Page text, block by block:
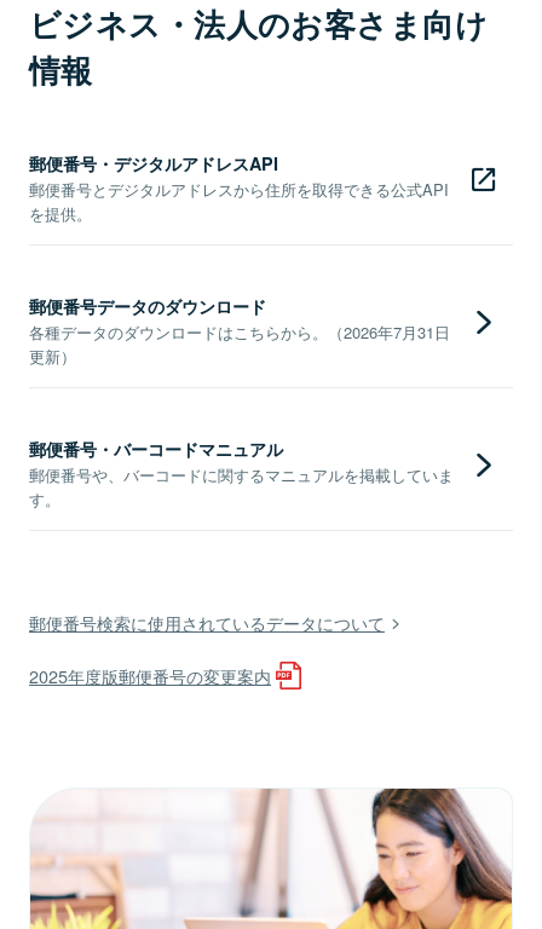
ビジネス・法人のお客さま向け
情報
郵便番号・デジタルアドレスAPI
郵便番号とデジタルアドレスから住所を取得できる公式API
を提供。
郵便番号データのダウンロード
各種データのダウンロードはこちらから。（2026年7月31日
更新）
郵便番号・バーコードマニュアル
郵便番号や、バーコードに関するマニュアルを掲載していま
す。
郵便番号検索に使用されているデータについて
2025年度版郵便番号の変更案内